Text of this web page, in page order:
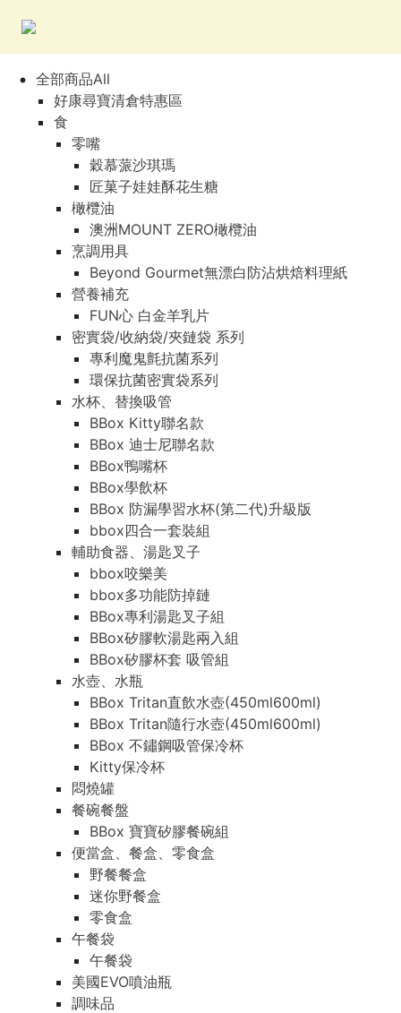
全部商品All
好康尋寶清倉特惠區
食
零嘴
穀慕蒎沙琪瑪
匠菓子娃娃酥花生糖
橄欖油
澳洲MOUNT ZERO橄欖油
烹調用具
Beyond Gourmet無漂白防沾烘焙料理紙
營養補充
FUN心 白金羊乳片
密實袋/收納袋/夾鏈袋 系列
專利魔鬼氈抗菌系列
環保抗菌密實袋系列
水杯、替換吸管
BBox Kitty聯名款
BBox 迪士尼聯名款
BBox鴨嘴杯
BBox學飲杯
BBox 防漏學習水杯(第二代)升級版
bbox四合一套裝組
輔助食器、湯匙叉子
bbox咬樂美
bbox多功能防掉鏈
BBox專利湯匙叉子組
BBox矽膠軟湯匙兩入組
BBox矽膠杯套 吸管組
水壺、水瓶
BBox Tritan直飲水壺(450ml600ml)
BBox Tritan隨行水壺(450ml600ml)
BBox 不鏽鋼吸管保冷杯
Kitty保冷杯
悶燒罐
餐碗餐盤
BBox 寶寶矽膠餐碗組
便當盒、餐盒、零食盒
野餐餐盒
迷你野餐盒
零食盒
午餐袋
午餐袋
美國EVO噴油瓶
調味品